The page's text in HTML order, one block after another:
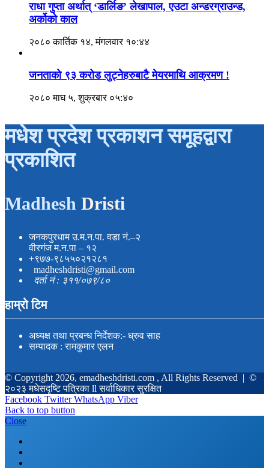
राधा गुप्ता अर्थात् ‘डार्लिङ’ लेखापाल, एउटा अन्डरग्राउन्ड,
अर्कोको काल
२०८० कार्तिक १४, मंगलवार १०:४४
जनताको ९३ करोड लुट्नेहरुबाटै मेयरमाथि आक्रमण !
२०८० माघ ५, शुक्रबार ०५:४०
मधेश प्रदेश प्रकाशन समूहद्वारा
प्रकाशित
Madhesh Dristi
जनकपुरधाम उ.म.न.पा. वडा नं.–२
वीरगंज म.न.पा – १२
+९७७-९८५५०२१२८१
madheshdristi@gmail.com
दर्ता नं : ३११/०७९/८०
हाम्रो टिम
अध्यक्ष तथा प्रबन्ध निर्देशक:- ध्रुव साह
सम्पादक : रामकुमार एलन
© Copyright 2026, emadheshdristi.com , All Rights Reserved | ©
२०२३ मधेसदृष्टि पत्रिका ll सर्वाधिकार सुरक्षित
Facebook Twitter WhatsApp Viber
Back to top button
Close